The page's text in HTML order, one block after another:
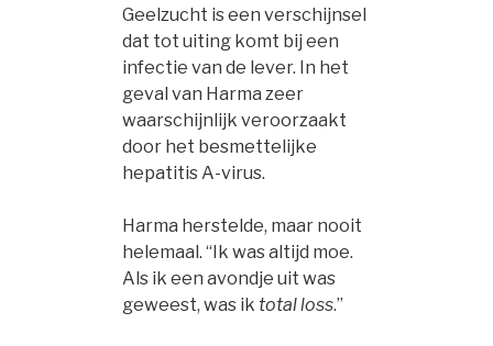
Geelzucht is een verschijnsel
dat tot uiting komt bij een
infectie van de lever. In het
geval van Harma zeer
waarschijnlijk veroorzaakt
door het besmettelijke
hepatitis A-virus.
Harma herstelde, maar nooit
helemaal. “Ik was altijd moe.
Als ik een avondje uit was
geweest, was ik total loss.”